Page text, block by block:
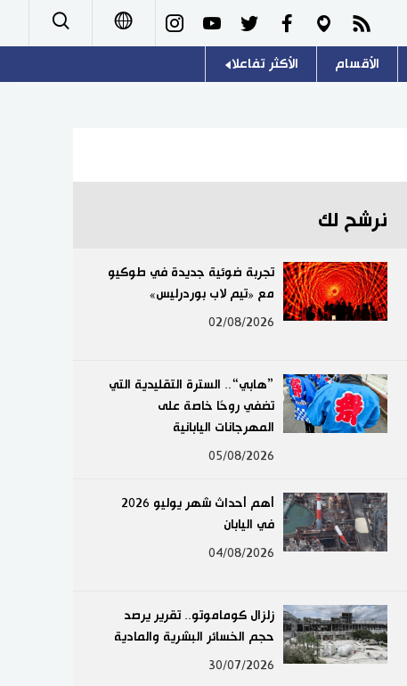
الأقسام
اقتصاد
ثقافة
لايف ستايل
إعلان
الأكثر تفاعلا
نرشح لك
تجربة ضوئية جديدة في طوكيو
مع «تيم لاب بوردرليس»
02/08/2026
”هابي“.. السترة التقليدية التي
تضفي روحًا خاصة على
المهرجانات اليابانية
05/08/2026
أهم أحداث شهر يوليو 2026
في اليابان
04/08/2026
زلزال كوماموتو.. تقرير يرصد
حجم الخسائر البشرية والمادية
30/07/2026